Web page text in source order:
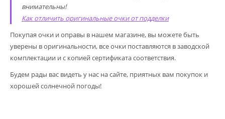
внимательны!
Как отличить оригинальные очки от подделки
Покупая очки и оправы в нашем магазине, вы можете быть
уверены в оригинальности, все очки поставляются в заводской
комплектации и с копией сертификата соответствия.
Будем рады вас видеть у нас на сайте, приятных вам покупок и
хорошей солнечной погоды!